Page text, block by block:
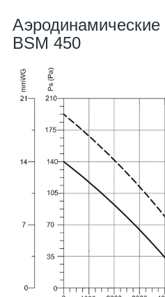
Аэродинамические
BSM 450